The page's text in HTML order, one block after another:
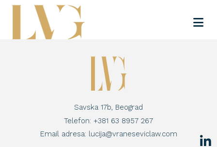
Savska 17b, Beograd
Telefon: +381 63 8957 267
Email adresa: lucija@vraneseviclaw.com